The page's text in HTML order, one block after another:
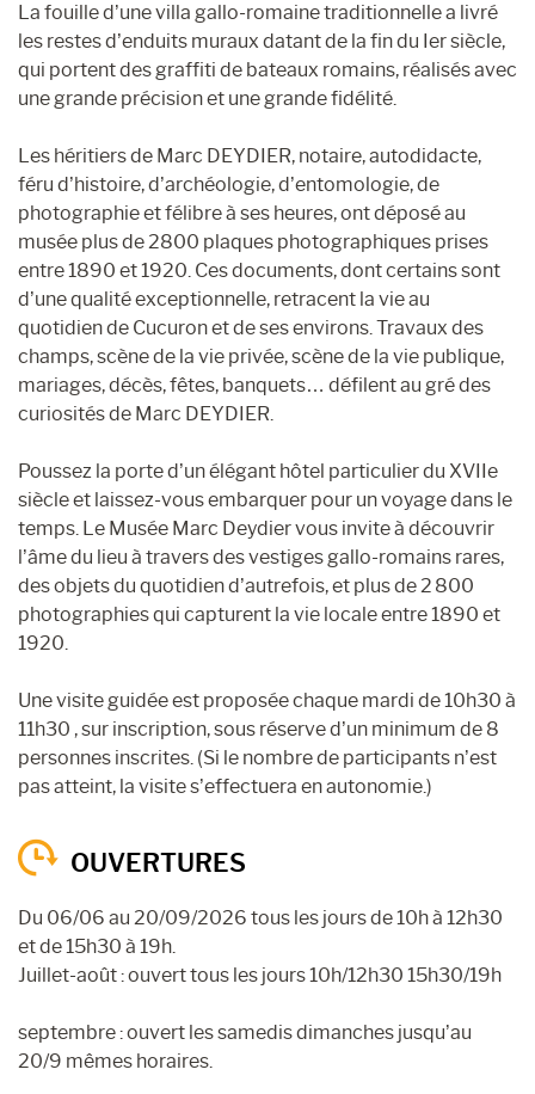
La fouille d’une villa gallo-romaine traditionnelle a livré
les restes d’enduits muraux datant de la fin du Ier siècle,
qui portent des graffiti de bateaux romains, réalisés avec
une grande précision et une grande fidélité.
Les héritiers de Marc DEYDIER, notaire, autodidacte,
féru d’histoire, d’archéologie, d’entomologie, de
photographie et félibre à ses heures, ont déposé au
musée plus de 2800 plaques photographiques prises
entre 1890 et 1920. Ces documents, dont certains sont
d’une qualité exceptionnelle, retracent la vie au
quotidien de Cucuron et de ses environs. Travaux des
champs, scène de la vie privée, scène de la vie publique,
mariages, décès, fêtes, banquets… défilent au gré des
curiosités de Marc DEYDIER.
Poussez la porte d’un élégant hôtel particulier du XVIIe
siècle et laissez-vous embarquer pour un voyage dans le
temps. Le Musée Marc Deydier vous invite à découvrir
l’âme du lieu à travers des vestiges gallo-romains rares,
des objets du quotidien d’autrefois, et plus de 2 800
photographies qui capturent la vie locale entre 1890 et
1920.
Une visite guidée est proposée chaque mardi de 10h30 à
11h30 , sur inscription, sous réserve d’un minimum de 8
personnes inscrites. (Si le nombre de participants n’est
pas atteint, la visite s’effectuera en autonomie.)
OUVERTURES
Du 06/06 au 20/09/2026 tous les jours de 10h à 12h30
et de 15h30 à 19h.
Juillet-août : ouvert tous les jours 10h/12h30 15h30/19h
septembre : ouvert les samedis dimanches jusqu’au
20/9 mêmes horaires.